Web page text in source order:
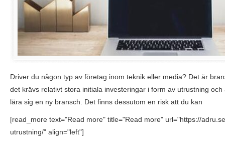
Driver du någon typ av företag inom teknik eller media? Det är
det krävs relativt stora initiala investeringar i form av utrustning
lära sig en ny bransch. Det finns dessutom en risk att du kan
[read_more text="Read more" title="Read more" url="https://
utrustning/" align="left"]